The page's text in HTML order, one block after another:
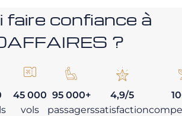
faire confiance à
?
45 000
vols
95 000+
passagers
4,9/5
satisfaction